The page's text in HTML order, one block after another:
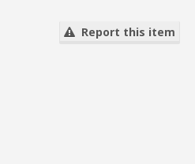
Report this item